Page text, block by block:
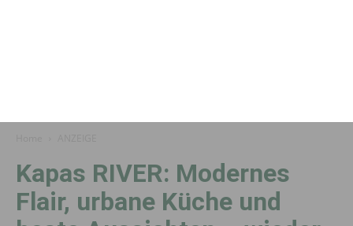
Kapas RIVER: Modernes
Flair, urbane Küche und